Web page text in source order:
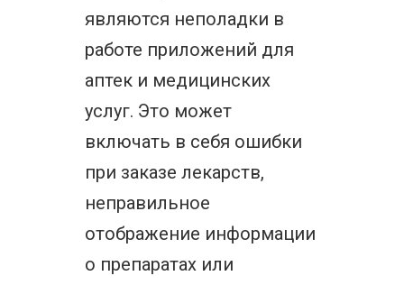
являются неполадки в
работе приложений для
аптек и медицинских
услуг. Это может
включать в себя ошибки
при заказе лекарств,
неправильное
отображение информации
о препаратах или